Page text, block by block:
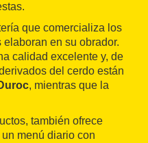
que comercializa los
en su obrador.
calidad excelente y, de
del cerdo están
, mientras que la
también ofrece
menú diario con